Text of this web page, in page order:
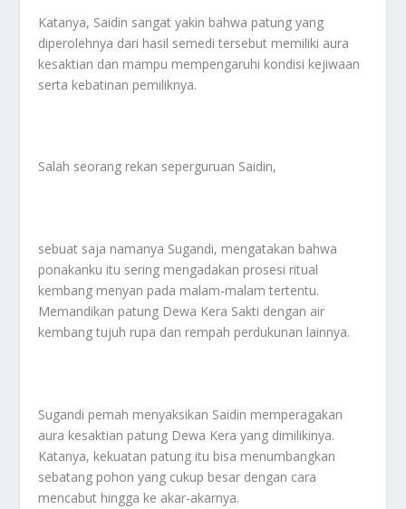
Katanya, Saidin sangat yakin bahwa patung yang
diperolehnya dari hasil semedi tersebut memiliki aura
kesaktian dan mampu mempengaruhi kondisi kejiwaan
serta kebatinan pemiliknya.
Salah seorang rekan seperguruan Saidin,
sebuat saja namanya Sugandi, mengatakan bahwa
ponakanku itu sering mengadakan prosesi ritual
kembang menyan pada malam-malam tertentu.
Memandikan patung Dewa Kera Sakti dengan air
kembang tujuh rupa dan rempah perdukunan lainnya.
Sugandi pemah menyaksikan Saidin memperagakan
aura kesaktian patung Dewa Kera yang dimilikinya.
Katanya, kekuatan patung itu bisa menumbangkan
sebatang pohon yang cukup besar dengan cara
mencabut hingga ke akar-akarnya.